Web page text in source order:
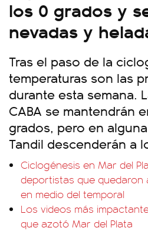
los 0 grados y
nevadas y
Tras el paso de la
temperaturas son las
durante esta semana.
CABA se mantendrán
grados, pero en
Tandil descenderán a
Ciclogénesis en Mar del
deportistas que quedaron
en medio del temporal
Los videos más
que azotó Mar del Plata